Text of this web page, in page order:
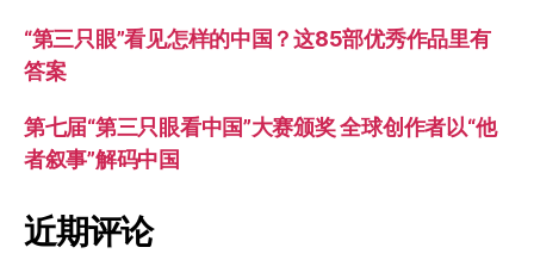
“第三只眼”看见怎样的中国？这85部优秀作品里有
答案
第七届“第三只眼看中国”大赛颁奖 全球创作者以“他
者叙事”解码中国
近期评论